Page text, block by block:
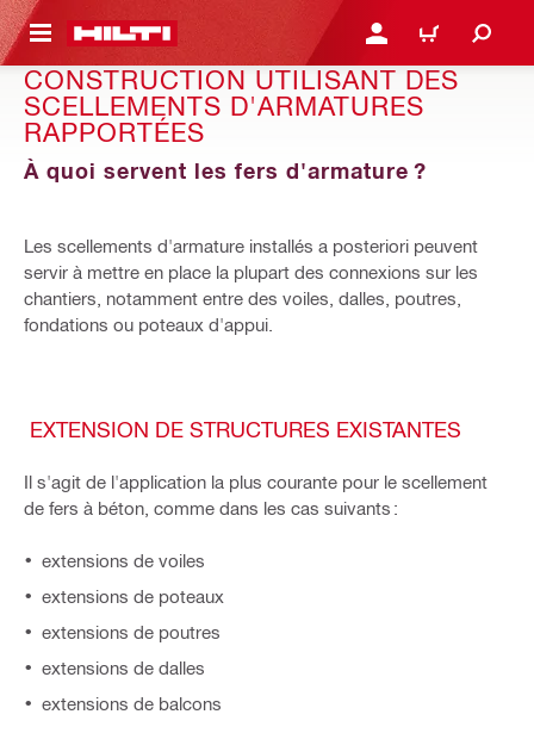
CONTENT CONNEXION OU
PANIER
CONSTRUCTION UTILISANT DES
SCELLEMENTS D'ARMATURES
RAPPORTÉES
À quoi servent les fers d'armature ?
Les scellements d'armature installés a posteriori peuvent
servir à mettre en place la plupart des connexions sur les
chantiers, notamment entre des voiles, dalles, poutres,
fondations ou poteaux d'appui.
EXTENSION DE STRUCTURES EXISTANTES
Il s'agit de l'application la plus courante pour le scellement
de fers à béton, comme dans les cas suivants :
extensions de voiles
extensions de poteaux
extensions de poutres
extensions de dalles
extensions de balcons